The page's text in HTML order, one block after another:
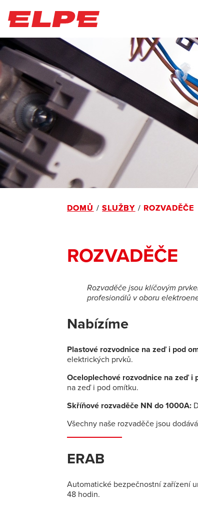
DOMŮ SLUŽBY ROZVADĚČE
ROZVADĚČE
Rozvaděče jsou klíčovým
profesionálů v oboru
Nabízíme
Plastové rozvodnice na zeď i pod
elektrických prvků.
Oceloplechové rozvodnice na zeď i
na zeď i pod omítku.
Skříňové rozvaděče NN do 1000A:
Všechny naše rozvaděče jsou
ERAB
Automatické bezpečnostní zařízení
48 hodin.